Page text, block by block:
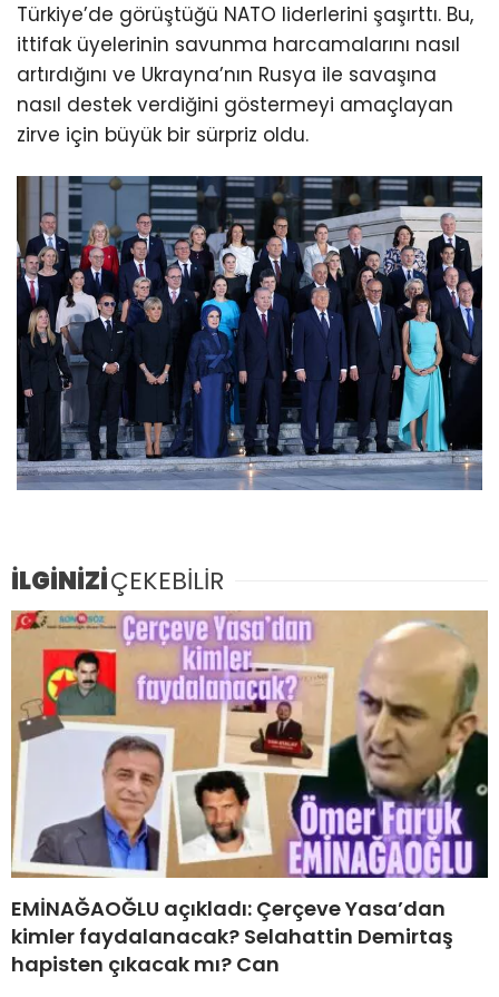
Türkiye’de görüştüğü NATO liderlerini şaşırttı. Bu,
ittifak üyelerinin savunma harcamalarını nasıl
artırdığını ve Ukrayna’nın Rusya ile savaşına
nasıl destek verdiğini göstermeyi amaçlayan
zirve için büyük bir sürpriz oldu.
İLGİNİZİÇEKEBİLİR
EMİNAĞAOĞLU açıkladı: Çerçeve Yasa’dan
kimler faydalanacak? Selahattin Demirtaş
hapisten çıkacak mı? Can